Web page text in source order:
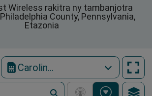
Wireless rakitra ny tambanjotra
County, Pennsylvania,
Etazonia
Carolina West Wireless